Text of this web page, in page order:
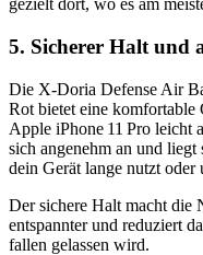
gezielt dort, wo es am
5. Sicherer Halt und
Die X-Doria Defense Air
Rot bietet eine
Apple iPhone 11 Pro leicht
sich angenehm an und
dein Gerät lange nutzt oder
Der sichere Halt macht die
entspannter und reduziert
fallen gelassen wird.